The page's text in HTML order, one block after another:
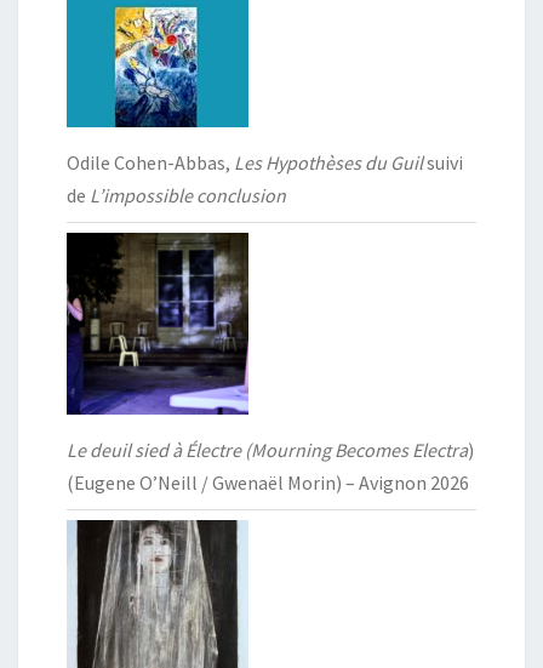
Odile Cohen-Abbas, Les Hypothèses du Guilsuivi
de L’impossible conclusion
Le deuil sied à Électre (Mourning Becomes Electra)
(Eugene O’Neill / Gwenaël Morin) – Avignon 2026